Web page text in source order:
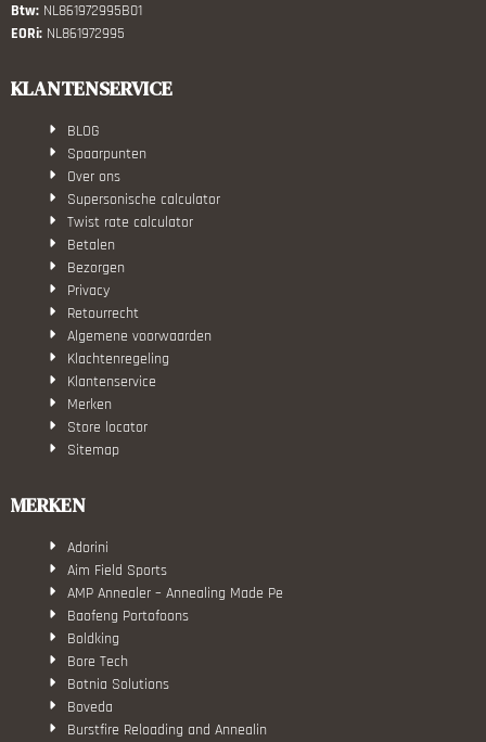
Btw: NL861972995B01
EORi: NL861972995
KLANTENSERVICE
BLOG
Spaarpunten
Over ons
Supersonische calculator
Twist rate calculator
Betalen
Bezorgen
Privacy
Retourrecht
Algemene voorwaarden
Klachtenregeling
Klantenservice
Merken
Store locator
Sitemap
MERKEN
Adorini
Aim Field Sports
AMP Annealer – Annealing Made Pe
Baofeng Portofoons
Boldking
Bore Tech
Botnia Solutions
Boveda
Burstfire Reloading and Annealin